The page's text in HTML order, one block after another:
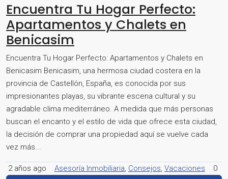
Encuentra Tu Hogar Perfecto:
Apartamentos y Chalets en
Benicasim
Encuentra Tu Hogar Perfecto: Apartamentos y Chalets en
Benicasim Benicasim, una hermosa ciudad costera en la
provincia de Castellón, España, es conocida por sus
impresionantes playas, su vibrante escena cultural y su
agradable clima mediterráneo. A medida que más personas
buscan el encanto y el estilo de vida que ofrece esta ciudad,
la decisión de comprar una propiedad aquí se vuelve cada
vez más...
2 años ago Asesoría Inmobiliaria, Consejos, Vacaciones 0